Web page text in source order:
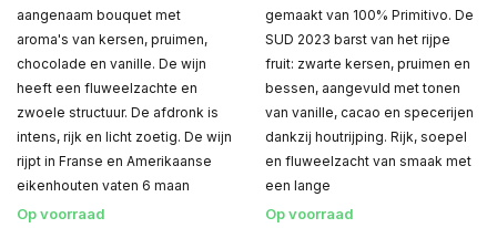
aangenaam bouquet met
aroma's van kersen, pruimen,
chocolade en vanille. De wijn
heeft een fluweelzachte en
zwoele structuur. De afdronk is
intens, rijk en licht zoetig. De wijn
rijpt in Franse en Amerikaanse
eikenhouten vaten 6 maan
Op voorraad
gemaakt van 100% Primitivo. De
SUD 2023 barst van het rijpe
fruit: zwarte kersen, pruimen en
bessen, aangevuld met tonen
van vanille, cacao en specerijen
dankzij houtrijping. Rijk, soepel
en fluweelzacht van smaak met
een lange
Op voorraad